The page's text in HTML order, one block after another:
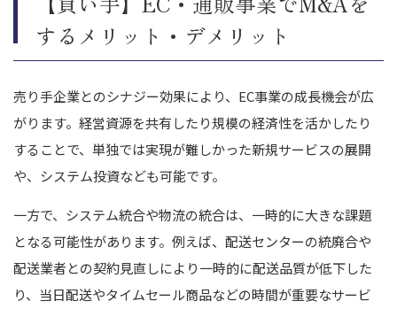
するメリット・デメリット
売り手企業とのシナジー効果により、EC事業の成長機会が広
がります。経営資源を共有したり規模の経済性を活かしたり
することで、単独では実現が難しかった新規サービスの展開
や、システム投資なども可能です。
一方で、システム統合や物流の統合は、一時的に大きな課題
となる可能性があります。例えば、配送センターの統廃合や
配送業者との契約見直しにより一時的に配送品質が低下した
り、当日配送やタイムセール商品などの時間が重要なサービ